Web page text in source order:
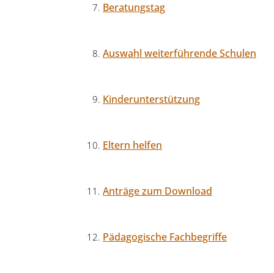
Beratungstag
Auswahl weiterführende Schulen
Kinderunterstützung
Eltern helfen
Anträge zum Download
Pädagogische Fachbegriffe